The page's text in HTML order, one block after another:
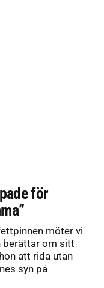
för
möter vi
berättar om sitt
att rida utan
syn på